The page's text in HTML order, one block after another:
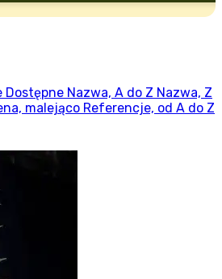
Dostępne Nazwa, A do Z Nazwa, Z
malejąco Referencje, od A do Z